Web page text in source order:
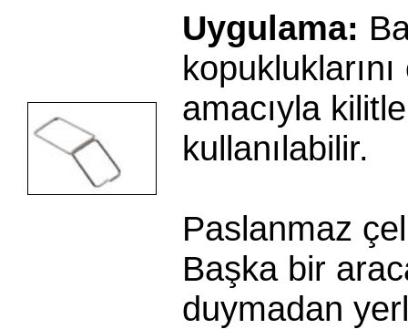
Uygulama:
amacıyla
kullanılabilir.
Paslanmaz
Başka bir
duymadan